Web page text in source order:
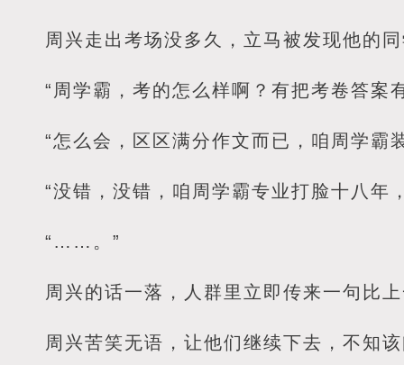
周兴走出考场没多久，立马被发现他的
“周学霸，考的怎么样啊？有把考卷答案
“怎么会，区区满分作文而已，咱周学霸
“没错，没错，咱周学霸专业打脸十八年
“……。”
周兴的话一落，人群里立即传来一句比
周兴苦笑无语，让他们继续下去，不知